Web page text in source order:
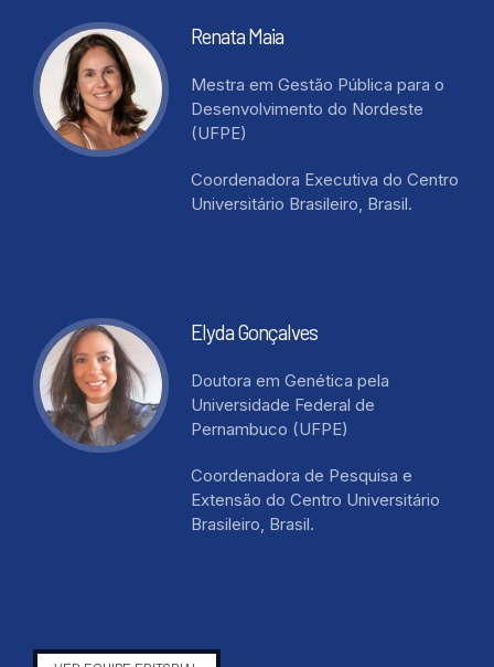
Renata Maia
Mestra em Gestão Pública para o
Desenvolvimento do Nordeste
(UFPE)
Coordenadora Executiva do Centro
Universitário Brasileiro, Brasil.
Elyda Gonçalves
Doutora em Genética pela
Universidade Federal de
Pernambuco (UFPE)
Coordenadora de Pesquisa e
Extensão do Centro Universitário
Brasileiro, Brasil.